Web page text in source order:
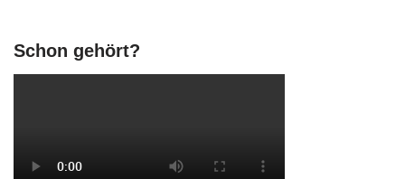
Schon gehört?